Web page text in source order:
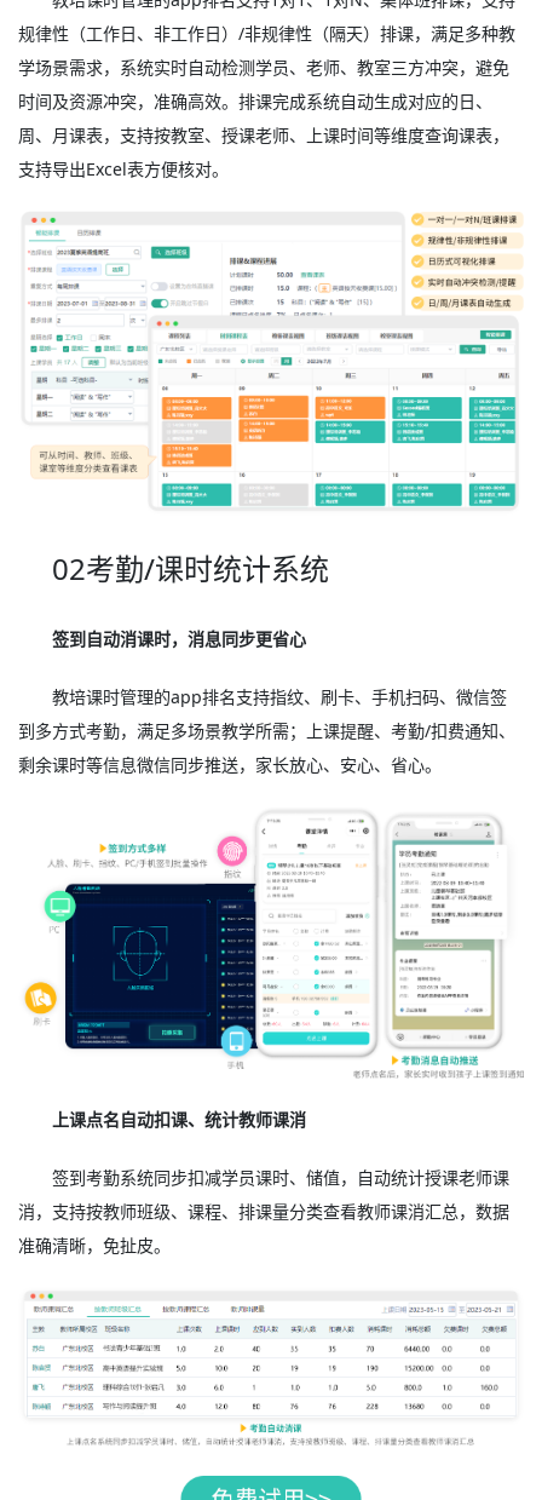
规律性（工作日、非工作日）/非规律性（隔天）排课，满足多种教
学场景需求，系统实时自动检测学员、老师、教室三方冲突，避免
时间及资源冲突，准确高效。排课完成系统自动生成对应的日、
周、月课表，支持按教室、授课老师、上课时间等维度查询课表，
支持导出Excel表方便核对。
02考勤/课时统计系统
签到自动消课时，消息同步更省心
教培课时管理的app排名支持指纹、刷卡、手机扫码、微信签
到多方式考勤，满足多场景教学所需；上课提醒、考勤/扣费通知、
剩余课时等信息微信同步推送，家长放心、安心、省心。
上课点名自动扣课、统计教师课消
签到考勤系统同步扣减学员课时、储值，自动统计授课老师课
消，支持按教师班级、课程、排课量分类查看教师课消汇总，数据
准确清晰，免扯皮。